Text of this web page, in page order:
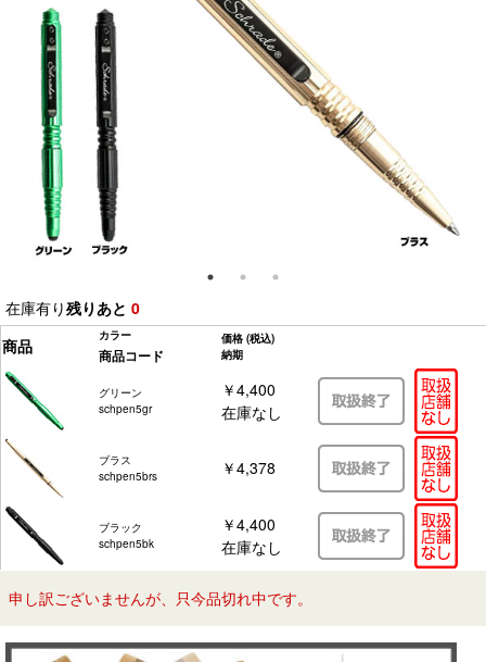
在庫有り残りあと 0
商品
カラー
商品コード
価格 (税込)
納期
グリーン
schpen5gr
￥4,400
在庫なし
ブラス
schpen5brs
￥4,378
ブラック
schpen5bk
￥4,400
在庫なし
申し訳ございませんが、只今品切れ中です。